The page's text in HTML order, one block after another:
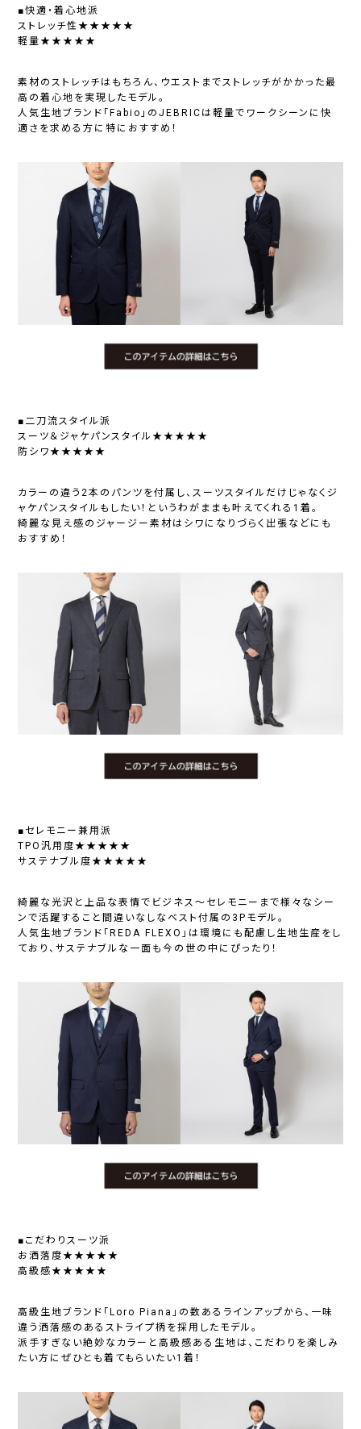
■快適・着心地派
ストレッチ性★★★★★
軽量★★★★★
素材のストレッチはもちろん、ウエストまでストレッチがかかった最
高の着心地を実現したモデル。
人気生地ブランド「Fabio」のJEBRICは軽量でワークシーンに快
適さを求める方に特におすすめ！
■二刀流スタイル派
スーツ＆ジャケパンスタイル★★★★★
防シワ★★★★★
カラーの違う2本のパンツを付属し、スーツスタイルだけじゃなくジ
ャケパンスタイルもしたい！というわがままも叶えてくれる1着。
綺麗な見え感のジャージー素材はシワになりづらく出張などにも
おすすめ！
■セレモニー兼用派
TPO汎用度★★★★★
サステナブル度★★★★★
綺麗な光沢と上品な表情でビジネス～セレモニーまで様々なシー
ンで活躍すること間違いなしなベスト付属の3Pモデル。
人気生地ブランド「REDA FLEXO」は環境にも配慮し生地生産をし
ており、サステナブルな一面も今の世の中にぴったり！
■こだわりスーツ派
お洒落度★★★★★
高級感★★★★★
高級生地ブランド「Loro Piana」の数あるラインアップから、一味
違う洒落感のあるストライプ柄を採用したモデル。
派手すぎない絶妙なカラーと高級感ある生地は、こだわりを楽しみ
たい方にぜひとも着てもらいたい1着！